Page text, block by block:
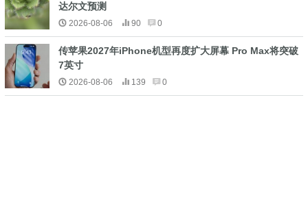
达尔文预测
2026-08-06 90 0
传苹果2027年iPhone机型再度扩大屏幕 Pro Max将突破
7英寸
2026-08-06 139 0